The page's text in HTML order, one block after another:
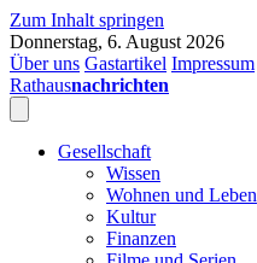
Zum Inhalt springen
Donnerstag, 6. August 2026
Über uns Gastartikel Impressum
Rathausnachrichten
Gesellschaft
Wissen
Wohnen und Leben
Kultur
Finanzen